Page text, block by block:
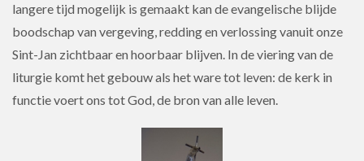
langere tijd mogelijk is gemaakt kan de evangelische blijde
boodschap van vergeving, redding en verlossing vanuit onze
Sint-Jan zichtbaar en hoorbaar blijven. In de viering van de
liturgie komt het gebouw als het ware tot leven: de kerk in
functie voert ons tot God, de bron van alle leven.